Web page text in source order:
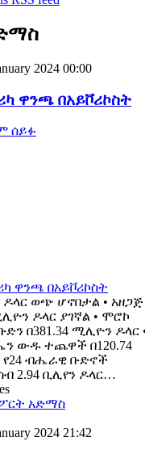
2024 00:00
ዋንጫ በአይቮሪኮስት
ሰይፉ
ዶላር ወጭ ሆኖበታል • አዘጋጅ
ዶላር ያገኛል • ሞሮኮ
በ381.34 ሚሊዮን ዶላር
ውዱ ተጨዋች በ120.74
የ24 ብሔራዊ ቡድኖች
2.94 ቢሊየን ዶላር…
አድማስ
2024 21:42